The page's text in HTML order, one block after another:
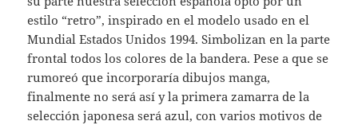
estilo “retro”, inspirado en el modelo usado en el
Mundial Estados Unidos 1994. Simbolizan en la parte
frontal todos los colores de la bandera. Pese a que se
rumoreó que incorporaría dibujos manga,
finalmente no será así y la primera zamarra de la
selección japonesa será azul, con varios motivos de